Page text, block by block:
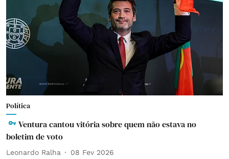
Política
Ventura cantou vitória sobre quem não estava no
boletim de voto
Leonardo Ralha 08 Fev 2026